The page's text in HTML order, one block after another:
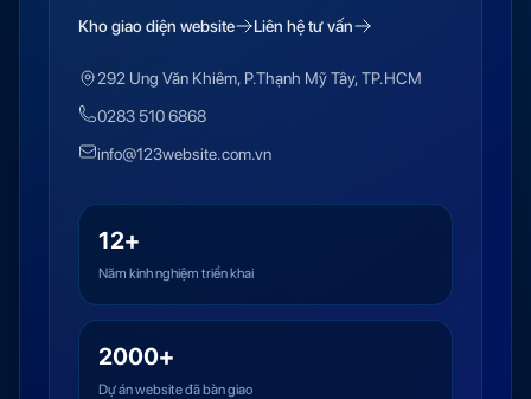
Kho giao diện website Liên hệ tư vấn
292 Ung Văn Khiêm, P.Thạnh Mỹ Tây, TP.HCM
0283 510 6868
info@123website.com.vn
12+
Năm kinh nghiệm triển khai
2000+
Dự án website đã bàn giao